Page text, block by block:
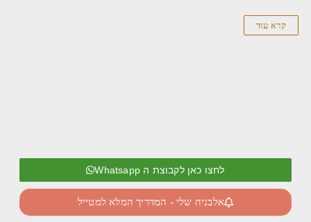
קרא עוד
לחצו כאן לקבוצת ה Whatsapp
אלבניה שלי - המדריך המלא למטייל